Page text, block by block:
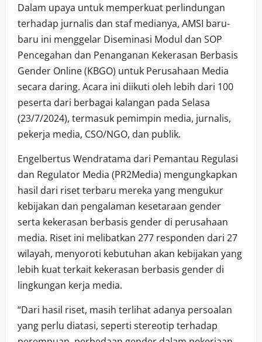
Dalam upaya untuk memperkuat perlindungan
terhadap jurnalis dan staf medianya, AMSI baru-
baru ini menggelar Diseminasi Modul dan SOP
Pencegahan dan Penanganan Kekerasan Berbasis
Gender Online (KBGO) untuk Perusahaan Media
secara daring. Acara ini diikuti oleh lebih dari 100
peserta dari berbagai kalangan pada Selasa
(23/7/2024), termasuk pemimpin media, jurnalis,
pekerja media, CSO/NGO, dan publik.
Engelbertus Wendratama dari Pemantau Regulasi
dan Regulator Media (PR2Media) mengungkapkan
hasil dari riset terbaru mereka yang mengukur
kebijakan dan pengalaman kesetaraan gender
serta kekerasan berbasis gender di perusahaan
media. Riset ini melibatkan 277 responden dari 27
wilayah, menyoroti kebutuhan akan kebijakan yang
lebih kuat terkait kekerasan berbasis gender di
lingkungan kerja media.
“Dari hasil riset, masih terlihat adanya persoalan
yang perlu diatasi, seperti stereotip terhadap